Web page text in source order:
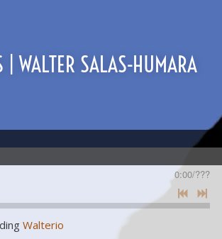
| WALTER SALAS-HUMARA
0:00/???
Walterio